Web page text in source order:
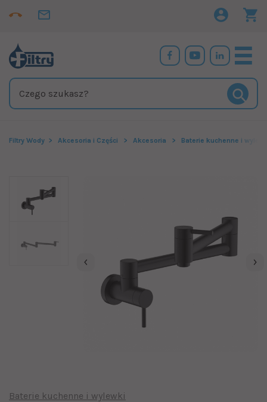
Filtry Wody Akcesoria i Części Akcesoria Baterie kuchenne i
Baterie kuchenne i wylewki